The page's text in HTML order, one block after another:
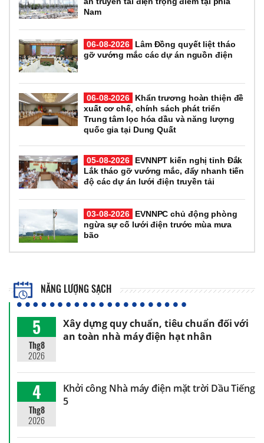
Nam
06-08-2026
Lâm Đồng quyết liệt tháo
gỡ vướng mắc các dự án nguồn điện
06-08-2026
Khẩn trương hoàn thiện đề
xuất cơ chế, chính sách phát triển
Trung tâm lọc hóa dầu và năng lượng
quốc gia tại Dung Quất
05-08-2026
EVNNPT kiến nghị tỉnh Đắk
Lắk tháo gỡ vướng mắc, đẩy nhanh tiến
độ các dự án lưới điện truyền tải
03-08-2026
EVNNPC chủ động phòng
ngừa sự cố lưới điện trước mùa mưa
bão
NĂNG LƯỢNG SẠCH
5
Thg8
2026
Xây dựng quy chuẩn, tiêu chuẩn đối với
an toàn nhà máy điện hạt nhân
4
Thg8
2026
Khởi công Nhà máy điện mặt trời Dầu Tiếng
5